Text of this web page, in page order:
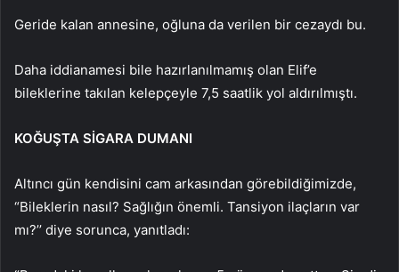
Geride kalan annesine, oğluna da verilen bir cezaydı bu.
Daha iddianamesi bile hazırlanılmamış olan Elif’e
bileklerine takılan kelepçeyle 7,5 saatlik yol aldırılmıştı.
KOĞUŞTA SİGARA DUMANI
Altıncı gün kendisini cam arkasından görebildiğimizde,
“Bileklerin nasıl? Sağlığın önemli. Tansiyon ilaçların var
mı?’’ diye sorunca, yanıtladı: